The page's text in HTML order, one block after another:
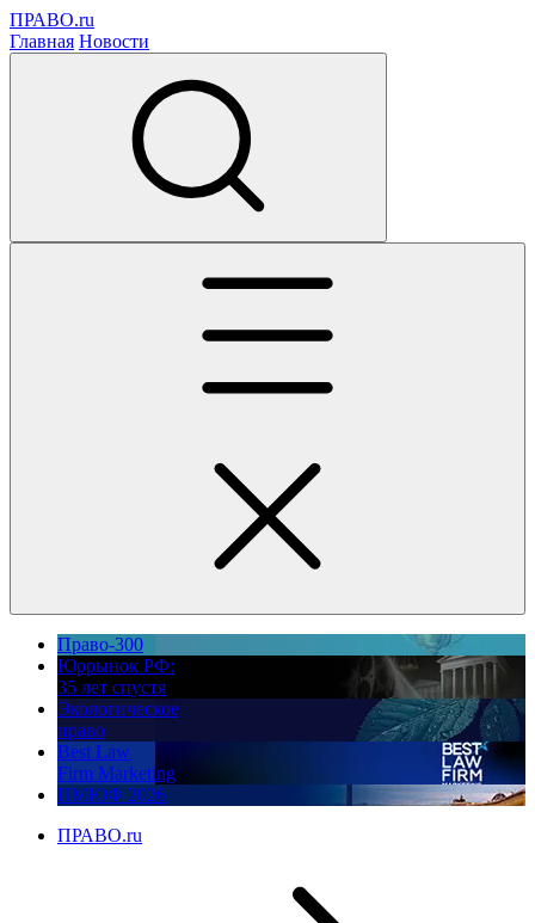
ПРАВО.ru
Главная Новости
Право-300
Юррынок РФ:
35 лет спустя
Экологическое
право
Best Law
Firm Marketing
ПМЮФ 2026
ПРАВО.ru